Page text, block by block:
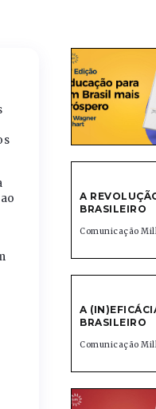
A
BRASILEIRO
Comunicação
A
BRASILEIRO
Comunicação